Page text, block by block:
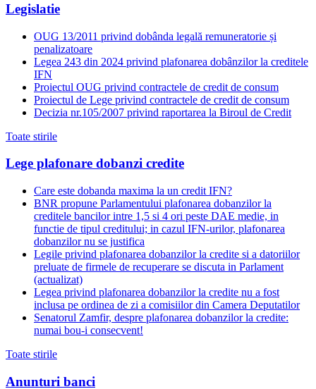
Legislatie
OUG 13/2011 privind dobânda legală remuneratorie și
penalizatoare
Legea 243 din 2024 privind plafonarea dobânzilor la creditele
IFN
Proiectul OUG privind contractele de credit de consum
Proiectul de Lege privind contractele de credit de consum
Decizia nr.105/2007 privind raportarea la Biroul de Credit
Toate stirile
Lege plafonare dobanzi credite
Care este dobanda maxima la un credit IFN?
BNR propune Parlamentului plafonarea dobanzilor la
creditele bancilor intre 1,5 si 4 ori peste DAE medie, in
functie de tipul creditului; in cazul IFN-urilor, plafonarea
dobanzilor nu se justifica
Legile privind plafonarea dobanzilor la credite si a datoriilor
preluate de firmele de recuperare se discuta in Parlament
(actualizat)
Legea privind plafonarea dobanzilor la credite nu a fost
inclusa pe ordinea de zi a comisiilor din Camera Deputatilor
Senatorul Zamfir, despre plafonarea dobanzilor la credite:
numai bou-i consecvent!
Toate stirile
Anunturi banci